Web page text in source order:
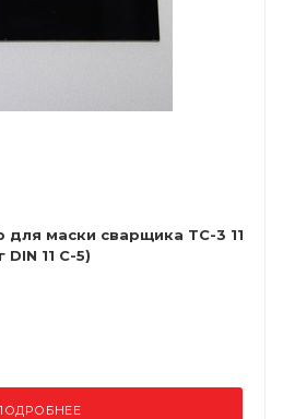
для маски сварщика ТС-3 11
DIN 11 С-5)